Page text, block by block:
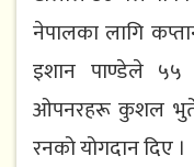
नेपालका लागि
इशान पाण्डेले ५५
ओपनरहरू कुशल
रनको योगदान दिए ।